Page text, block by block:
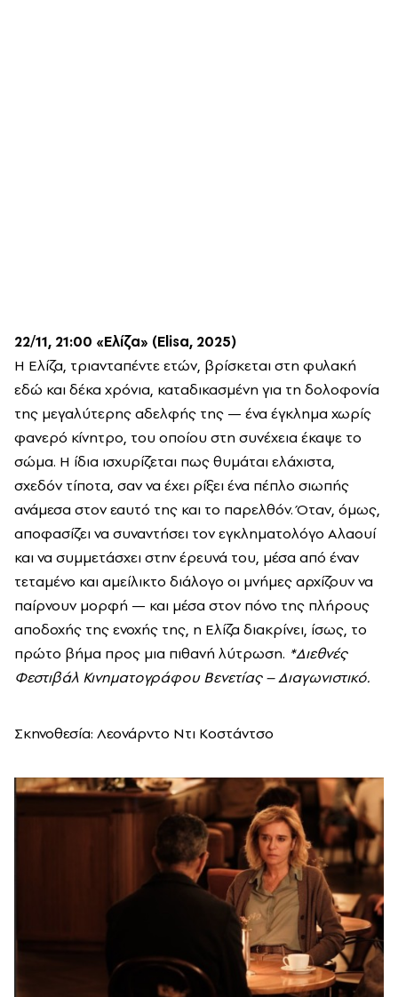
22/11, 21:00 «Ελίζα» (Elisa, 2025)
Η Ελίζα, τριανταπέντε ετών, βρίσκεται στη φυλακή
εδώ και δέκα χρόνια, καταδικασμένη για τη δολοφονία
της μεγαλύτερης αδελφής της — ένα έγκλημα χωρίς
φανερό κίνητρο, του οποίου στη συνέχεια έκαψε το
σώμα. Η ίδια ισχυρίζεται πως θυμάται ελάχιστα,
σχεδόν τίποτα, σαν να έχει ρίξει ένα πέπλο σιωπής
ανάμεσα στον εαυτό της και το παρελθόν. Όταν, όμως,
αποφασίζει να συναντήσει τον εγκληματολόγο Αλαουί
και να συμμετάσχει στην έρευνά του, μέσα από έναν
τεταμένο και αμείλικτο διάλογο οι μνήμες αρχίζουν να
παίρνουν μορφή — και μέσα στον πόνο της πλήρους
αποδοχής της ενοχής της, η Ελίζα διακρίνει, ίσως, το
πρώτο βήμα προς μια πιθανή λύτρωση. *Διεθνές
Φεστιβάλ Κινηματογράφου Βενετίας – Διαγωνιστικό.
Σκηνοθεσία: Λεονάρντο Ντι Κοστάντσο